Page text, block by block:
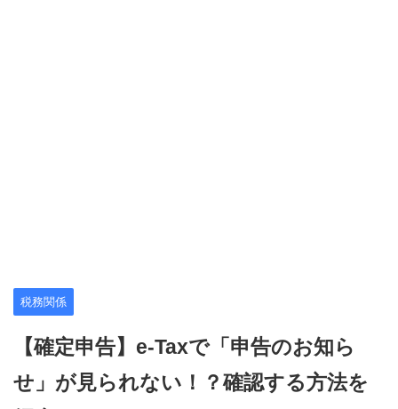
税務関係
【確定申告】e-Taxで「申告のお知ら
せ」が見られない！？確認する方法を